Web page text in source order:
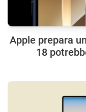
Apple prepara
18